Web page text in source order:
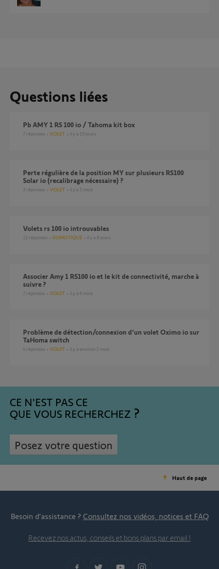
Questions liées
Pb AMY 1 RS 100 io / Tahoma kit box
7 réponses VOLET il y a 19 jours
Perte régulière de la position MY sur plusieurs RS100
Solar io (recalibrage nécessaire) ?
2 réponses VOLET il y a 5 mois
Volets rs 100 io introuvables
12 réponses DOMOTIQUE il y a 8 jours
Associer Amy 1 RS100 io et le kit de connectivité, marche à
suivre ?
7 réponses VOLET il y a 6 mois
Problème de détection/connexion d'un volet Oximo io sur
TaHoma switch
4 réponses VOLET il y a environ 2 mois
CE N'EST PAS CE
QUE VOUS RECHERCHEZ
Posez votre question
Haut de page
Besoin d’assistance ? Consultez nos vidéos, notices et FAQ
Recevez nos actus, conseils et bons plans par email !